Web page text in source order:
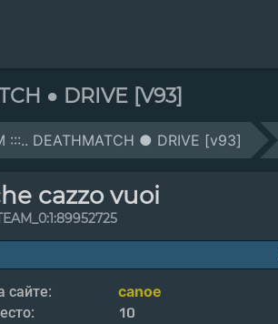
● DRIVE [V93]
:::.. DEATHMATCH ● DRIVE [v93]
cazzo vuoi
сайте: canoe
10